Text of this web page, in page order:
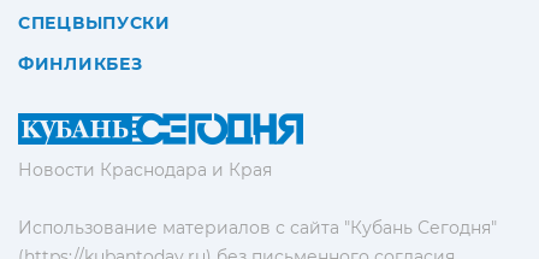
Новости Краснодара и Края
Использование материалов с сайта "Кубань Сегодня"
СПЕЦВЫПУСКИ
ФИНЛИКБЕЗ